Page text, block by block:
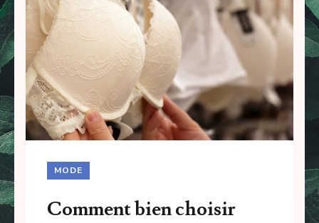
MODE
Comment bien choisir